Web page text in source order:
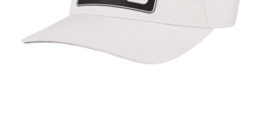
Bekleidung
Handschuhe